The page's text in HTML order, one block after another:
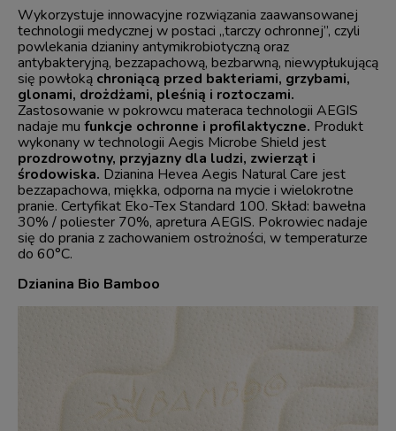
Wykorzystuje innowacyjne rozwiązania zaawansowanej
technologii medycznej w postaci „tarczy ochronnej”, czyli
powlekania dzianiny antymikrobiotyczną oraz
antybakteryjną, bezzapachową, bezbarwną, niewypłukującą
się powłoką chroniącą przed bakteriami, grzybami,
glonami, drożdżami, pleśnią i roztoczami.
Zastosowanie w pokrowcu materaca technologii AEGIS
nadaje mu funkcje ochronne i profilaktyczne. Produkt
wykonany w technologii Aegis Microbe Shield jest
prozdrowotny, przyjazny dla ludzi, zwierząt i
środowiska. Dzianina Hevea Aegis Natural Care jest
bezzapachowa, miękka, odporna na mycie i wielokrotne
pranie. Certyfikat Eko-Tex Standard 100. Skład: bawełna
30% / poliester 70%, apretura AEGIS. Pokrowiec nadaje
się do prania z zachowaniem ostrożności, w temperaturze
do 60°C.
Dzianina Bio Bamboo